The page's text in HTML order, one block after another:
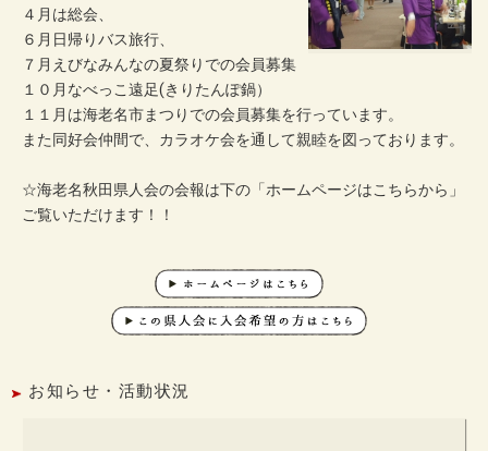
４月は総会、
６月日帰りバス旅行、
７月えびなみんなの夏祭りでの会員募集
１０月なべっこ遠足(きりたんぽ鍋）
１１月は海老名市まつりでの会員募集を行っています。
また同好会仲間で、カラオケ会を通して親睦を図っております。
☆海老名秋田県人会の会報は下の「ホームページはこちらから」
ご覧いただけます！！
お知らせ・活動状況